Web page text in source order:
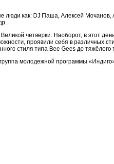
люди как: DJ Паша, Алексей Мочанов,
четверки. Наоборот, в этот
проявили себя в различных
стиля типа Bee Gees до тяжёлого
молодежной программы